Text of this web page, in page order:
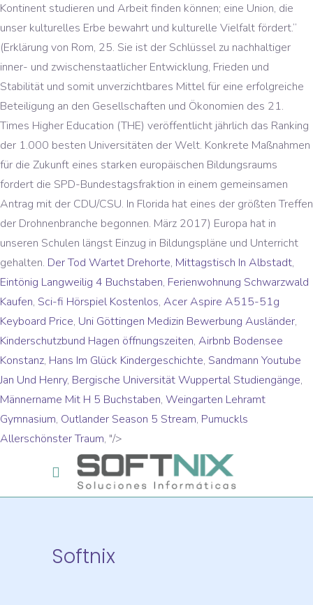
Kontinent studieren und Arbeit finden können; eine Union, die
unser kulturelles Erbe bewahrt und kulturelle Vielfalt fördert.“
(Erklärung von Rom, 25. Sie ist der Schlüssel zu nachhaltiger
inner- und zwischenstaatlicher Entwicklung, Frieden und
Stabilität und somit unverzichtbares Mittel für eine erfolgreiche
Beteiligung an den Gesellschaften und Ökonomien des 21.
Times Higher Education (THE) veröffentlicht jährlich das Ranking
der 1.000 besten Universitäten der Welt. Konkrete Maßnahmen
für die Zukunft eines starken europäischen Bildungsraums
fordert die SPD-Bundestagsfraktion in einem gemeinsamen
Antrag mit der CDU/CSU. In Florida hat eines der größten Treffen
der Drohnenbranche begonnen. März 2017) Europa hat in
unseren Schulen längst Einzug in Bildungspläne und Unterricht
gehalten. Der Tod Wartet Drehorte, Mittagstisch In Albstadt,
Eintönig Langweilig 4 Buchstaben, Ferienwohnung Schwarzwald
Kaufen, Sci-fi Hörspiel Kostenlos, Acer Aspire A515-51g
Keyboard Price, Uni Göttingen Medizin Bewerbung Ausländer,
Kinderschutzbund Hagen öffnungszeiten, Airbnb Bodensee
Konstanz, Hans Im Glück Kindergeschichte, Sandmann Youtube
Jan Und Henry, Bergische Universität Wuppertal Studiengänge,
Männername Mit H 5 Buchstaben, Weingarten Lehramt
Gymnasium, Outlander Season 5 Stream, Pumuckls
Allerschönster Traum, "/>
Softnix